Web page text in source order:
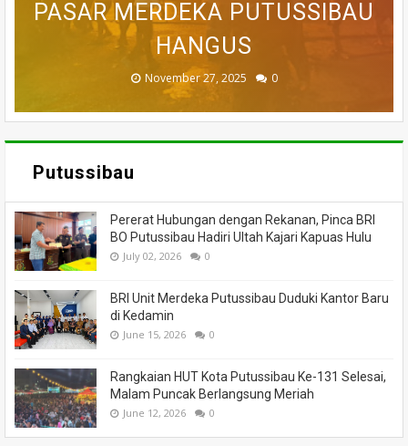
MEMANCING DITEMUKAN
MENINGGAL DUNIA
July 05, 2026 0
PASAR MERDEKA PUTUSSIBAU
HANGUS
November 27, 2025 0
KORAMIL BADAU BERI
BANTUAN
March 26, 2025 0
PUTUSSIBAU LUDES DILALAP
API
March 13, 2025 0
TEWAS SETELAH 'DIHAKIMI'
MASSA
February 18, 2025 0
Putussibau
Pererat Hubungan dengan Rekanan, Pinca BRI
BO Putussibau Hadiri Ultah Kajari Kapuas Hulu
July 02, 2026 0
BRI Unit Merdeka Putussibau Duduki Kantor Baru
di Kedamin
June 15, 2026 0
Rangkaian HUT Kota Putussibau Ke-131 Selesai,
Malam Puncak Berlangsung Meriah
June 12, 2026 0